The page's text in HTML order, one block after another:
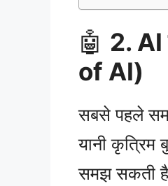
🤖 2.
of AI)
सबसे पहले
यानी कृत्रिम
समझ सकती